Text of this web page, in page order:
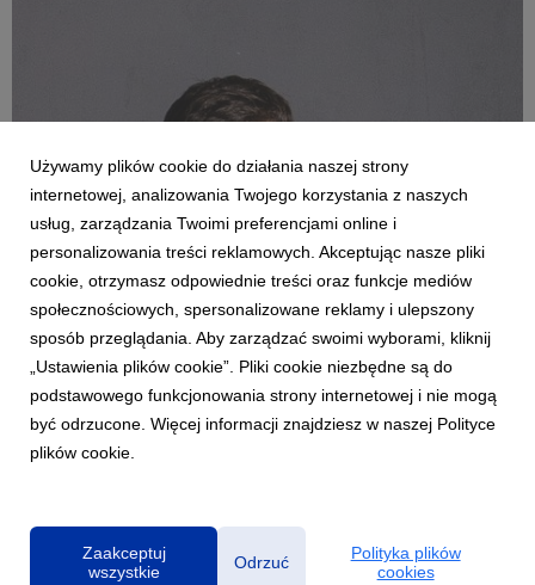
MUZYKA POLSKA
Funky Beatz prezentuje „ON MY MIND”,
emocjonalną historię w klubowym brzmieniu
7 sierpnia 2026
Polski DJ i producent Funky Beatz z najnowszym utworem „ON
MY MIND”. To wyrazista kompozycja łącząca emocjonalną
głębię z taneczną energią, która ma wszelkie argumenty, by
Używamy plików cookie do działania naszej strony
internetowej, analizowania Twojego korzystania z naszych
usług, zarządzania Twoimi preferencjami online i
personalizowania treści reklamowych. Akceptując nasze pliki
cookie, otrzymasz odpowiednie treści oraz funkcje mediów
społecznościowych, spersonalizowane reklamy i ulepszony
sposób przeglądania. Aby zarządzać swoimi wyborami, kliknij
„Ustawienia plików cookie”. Pliki cookie niezbędne są do
podstawowego funkcjonowania strony internetowej i nie mogą
być odrzucone. Więcej informacji znajdziesz w naszej Polityce
plików cookie.
Zaakceptuj
wszystkie
Odrzuć
Polityka plików
cookies